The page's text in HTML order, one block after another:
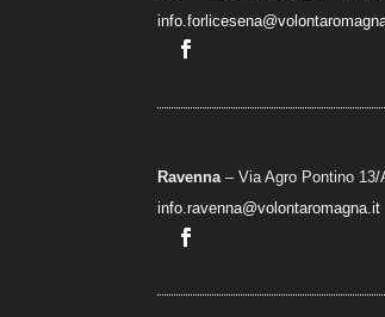
Ravenna– Via Agro Pontino 13/
info.ravenna@volontaromagna.it